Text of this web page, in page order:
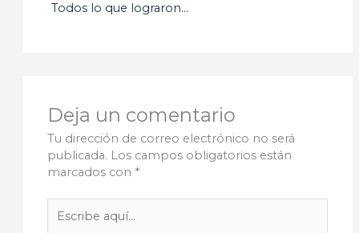
Todos lo que lograron…
Deja un comentario
Tu dirección de correo electrónico no será
publicada. Los campos obligatorios están
marcados con *
aquí...